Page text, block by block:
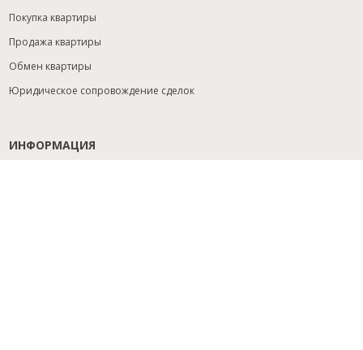
Покупка квартиры
Продажа квартиры
Обмен квартиры
Юридическое сопровождение сделок
ИНФОРМАЦИЯ